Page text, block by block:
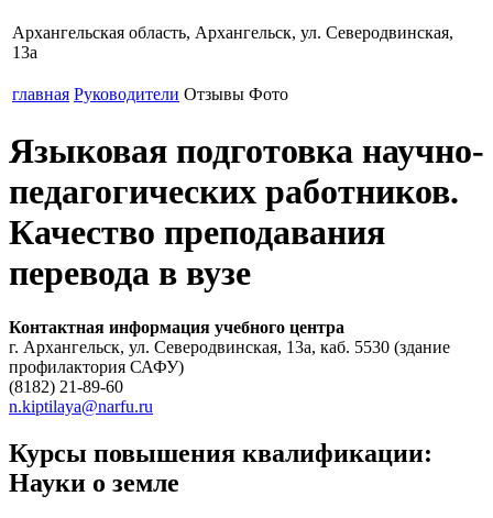
Архангельская область, Архангельск, ул. Северодвинская,
13а
главная Руководители Отзывы Фото
Языковая подготовка научно-
педагогических работников.
Качество преподавания
перевода в вузе
Контактная информация учебного центра
г. Архангельск, ул. Северодвинская, 13а, каб. 5530 (здание
профилактория САФУ)
(8182) 21-89-60
n.kiptilaya@narfu.ru
Курсы повышения квалификации:
Науки о земле